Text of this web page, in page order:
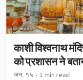
काशी विश्वनाथ
को प्रशासन ने
जन. १५ 1 min read